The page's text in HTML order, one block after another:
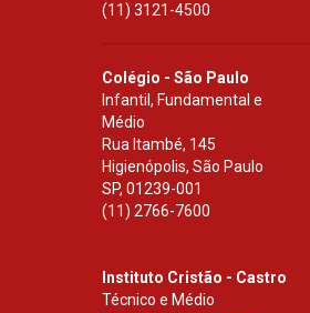
(11) 3121-4500
Colégio - São Paulo
Infantil, Fundamental e
Médio
Rua Itambé, 145
Higienópolis, São Paulo
SP, 01239-001
(11) 2766-7600
Instituto Cristão - Castro
Técnico e Médio